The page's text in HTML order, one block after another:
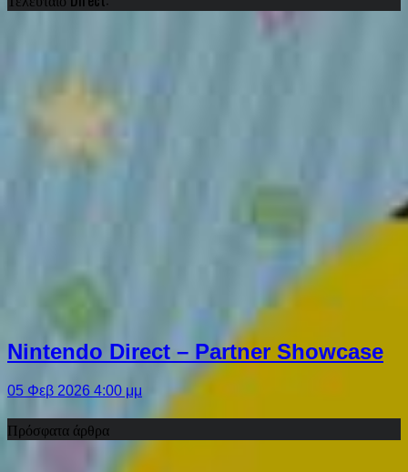
Nintendo Direct – Partner Showcase
05 Φεβ 2026 4:00 μμ
Πρόσφατα άρθρα